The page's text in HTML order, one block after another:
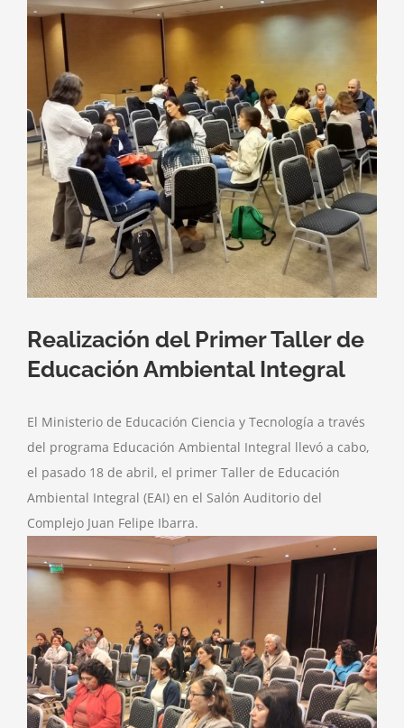
más
grande
Realización del Primer Taller de
Educación Ambiental Integral
El Ministerio de Educación Ciencia y Tecnología a través
del programa Educación Ambiental Integral llevó a cabo,
el pasado 18 de abril, el primer Taller de Educación
Ambiental Integral (EAI) en el Salón Auditorio del
Complejo Juan Felipe Ibarra.